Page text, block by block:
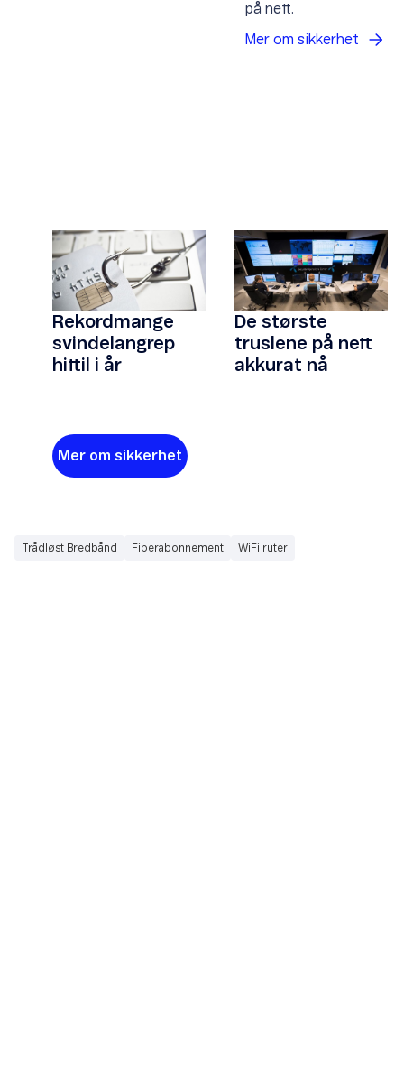
på nett.
Mer om sikkerhet
Rekordmange
svindelangrep
hittil i år
De største
truslene på nett
akkurat nå
Mer om sikkerhet
Trådløst Bredbånd Fiberabonnement WiFi ruter